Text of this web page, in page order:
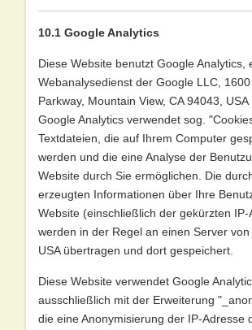
10.1 Google Analytics
Diese Website benutzt Google Analytics,
Webanalysedienst der Google LLC,
Parkway, Mountain View, CA 94043, USA
Google Analytics verwendet sog.
Textdateien, die auf Ihrem Computer
werden und die eine Analyse der
Website durch Sie ermöglichen. Die
erzeugten Informationen über Ihre
Website (einschließlich der gekürzten IP-
werden in der Regel an einen Server
USA übertragen und dort gespeichert.
Diese Website verwendet Google
ausschließlich mit der Erweiterung
die eine Anonymisierung der IP-Adresse